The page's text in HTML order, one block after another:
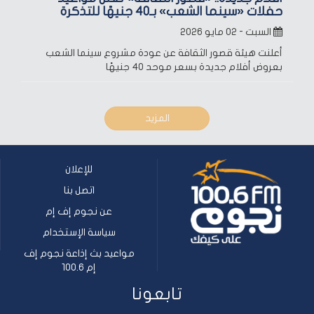
حفلات «سينما الشعب» بـ40 جنيهًا للتذكرة
السبت - ٠٢ مايو ٢٠٢٦
أعلنت هيئة قصور الثقافة عن عودة مشروع سينما الشعب
بعروض أفلام جديدة بسعر موحد 40 جنيهًا
المزيد
للإعلان
اتصل بنا
عن نجوم إف إم
سياسة الإستخدام
مواعيد بث إذاعة نجوم إف
إم 100.6
تابعونا